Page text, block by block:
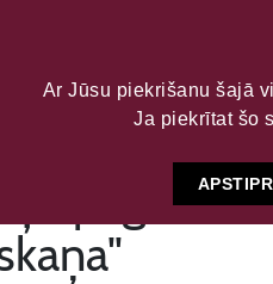
DATU PORTĀLS
pagasta
Ar Jūsu piekrišanu šajā
Ja piekrītat šo